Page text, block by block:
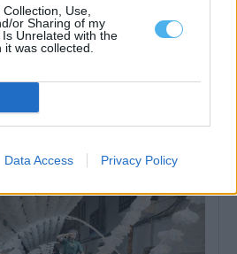
Use,
or Sharing of my
Unrelated with the
was collected.
Data Access Privacy Policy
sobre família e infância à rádio